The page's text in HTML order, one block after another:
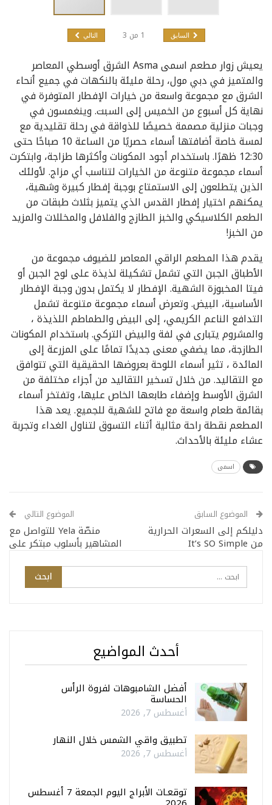
السابق 1 من 3 التالي
يعيش زوار مطعم اسمى Asma الشرق أوسطي المعاصر
والمتميز في دبي مول، رحلة مليئة بالنكهات في جميع أنحاء
الشرق مع مجموعة واسعة من خيارات الإفطار المتوفرة في
نهاية كل أسبوع من الخميس إلى السبت. وينغمسون في
وجبات منزلية مصممة خصيصًا للذواقة في رحلة تقليدية مع
لمسة خاصة أضافتها أسماء حصريًا من الساعة 10 صباحًا حتى
12:30 ظهرًا. باستخدام أجود المكونات وأكثرها طزاجة، وابتكرت
أسماء مجموعة متنوعة من الخيارات لتناسب أي مزاج. لأولئك
الذين يتطلعون إلى الاستمتاع بوجبة إفطار كبيرة وشهية،
يمكنهم اختيار إفطار القدس الذي يتميز بثلاث طبقات من
الطعم الكلاسيكي والخبز الطازج والفلافل والمخللات والمزيد
من الخبز!
يقدم هذا المطعم الراقي المعاصر للضيوف مجموعة من
الأطباق الجبن التي تشمل تشكيلة لذيذة على لوح الجبن أو
فيتا المخبوزة الشهية. الإفطار لا يكتمل بدون وجبة الإفطار
الأساسية، البيض. وتعرض أسماء مجموعة متنوعة تشمل
التدافع الناعم الكريمي، إلى البيض والطماطم اللذيذة ،
والمشروم يتبارى في لفة والبيض التركي. باستخدام المكونات
الطازجة، مما يضفي معنى جديدًا تمامًا على المزرعة إلى
المائدة ، تثير أسماء اللوحة بعروضها الحقيقية التي تتوافق
مع التقاليد. من خلال تسخير التقاليد من أجزاء مختلفة من
الشرق الأوسط وإضفاء طابعها الخاص عليها، وتفتخر أسماء
بقائمة طعام واسعة مع فاتح للشهية للجميع. يعد هذا
المطعم نقطة راحة مثالية أثناء التسوق لتناول الغداء وتجربة
عشاء مليئة بالأحداث.
اسمى
الموضوع السابق
دليلكم إلى السعرات الحرارية
من It’s SO Simple
الموضوع التالي
منصّة Yela للتواصل مع
المشاهير بأسلوب مبتكر على
أحدث المواضيع
أفضل الشامبوهات لفروة الرأس
الحساسة
أغسطس 7, 2026
تطبيق واقي الشمس خلال النهار
أغسطس 7, 2026
توقعـات الأبراج اليوم الجمعة 7 أغسطس